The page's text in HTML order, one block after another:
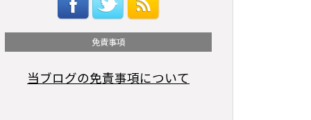
免責事項
当ブログの免責事項について